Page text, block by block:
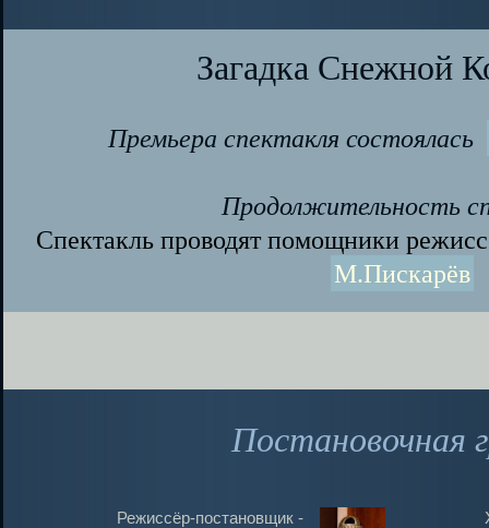
Загадка Снежной
Премьера спектакля состоялась
Продолжительность
Спектакль проводят помощники
М.Пискарёв
Постановочная
Режиссёр-постановщик -